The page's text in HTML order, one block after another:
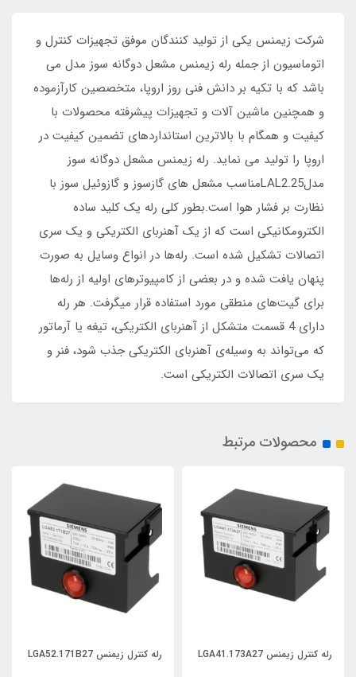
شرکت زیمنس یکی از تولید کنندگان موفق تجهیزات کنترل و
اتوماسیون از جمله رله زیمنس مشعل دوگانه سوز مدل می
باشد که با تکیه بر دانش فنی روز اروپا، متخصصین کارآزموده
و همچنین ماشین آلات و تجهیزات پیشرفته محصولات با
کیفیت و همگام با بالاترین استانداردهای تضمین کیفیت در
اروپا را تولید می نماید. رله زیمنس مشعل دوگانه سوز
مدلLAL2.25مناسب مشعل های گازسوز و گازوئیل سوز با
نظارت بر فشار هوا است.بطور کلی رله یک کلید ساده
الکترومکانیکی است که از یک آهنربای الکتریکی و یک سری
اتصالات تشکیل شده است. رله‌ها در انواع وسایل به صورت
پنهان یافت شده و در بعضی از کامپیوتر‌های اولیه از رله‌ها
برای گیت‌های منطقی مورد استفاده قرار میگرفت. هر رله
دارای 4 قسمت متشکل از آهنربای الکتریکی، تیغه یا آرماتور
که می‌تواند به وسیله‌ی آهنربای الکتریکی جذب شود، فنر و
یک سری اتصالات الکتریکی است.
محصولات مرتبط
رله کنترل زیمنس LGA41.173A27 رله کنترل زیمنس LGA52.171B27